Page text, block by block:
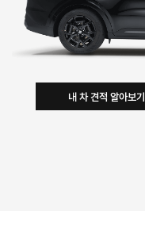
내 차 견적 알아보기